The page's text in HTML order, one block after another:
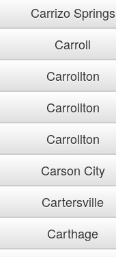
Carrizo Springs
Carroll
Carrollton
Carrollton
Carrollton
Carson City
Cartersville
Carthage